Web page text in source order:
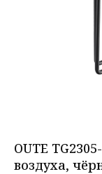
OUTE
воздуха,